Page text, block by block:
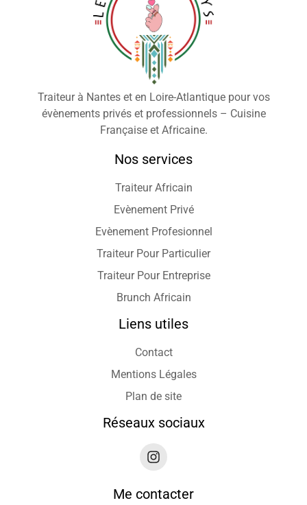
Traiteur à Nantes et en Loire-Atlantique pour vos
évènements privés et professionnels – Cuisine
Française et Africaine.
Nos services
Traiteur Africain
Evènement Privé
Evènement Profesionnel
Traiteur Pour Particulier
Traiteur Pour Entreprise
Brunch Africain
Liens utiles
Contact
Mentions Légales
Plan de site
Réseaux sociaux
Me contacter